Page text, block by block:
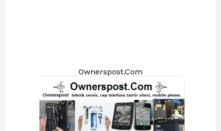
Ownerspost.Com